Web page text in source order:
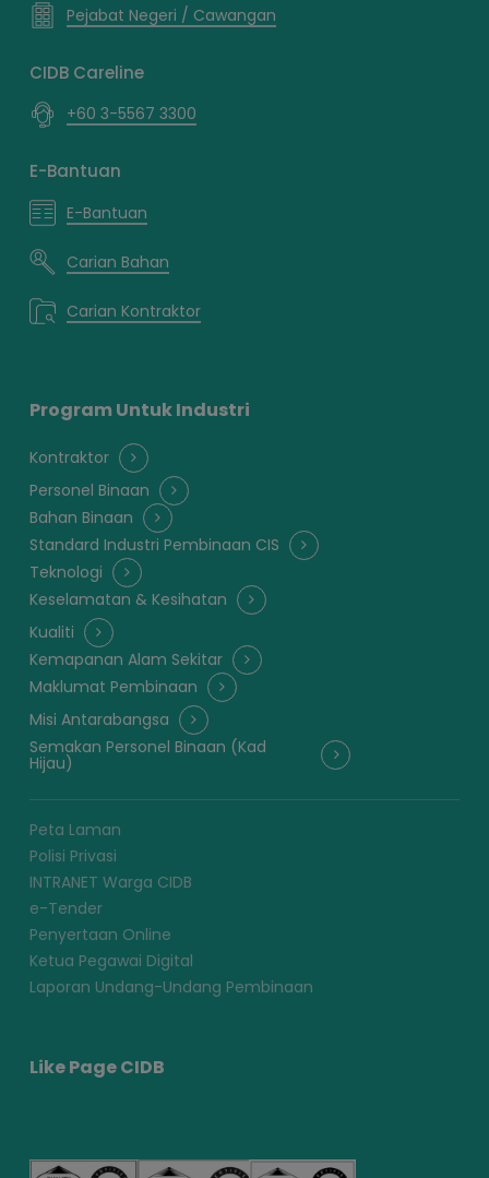
Pejabat Negeri / Cawangan
CIDB Careline
+60 3-5567 3300
E-Bantuan
E-Bantuan
Carian Bahan
Carian Kontraktor
Program Untuk Industri
Kontraktor
Personel Binaan
Bahan Binaan
Standard Industri Pembinaan CIS
Teknologi
Keselamatan & Kesihatan
Kualiti
Kemapanan Alam Sekitar
Maklumat Pembinaan
Misi Antarabangsa
Semakan Personel Binaan (Kad
Hijau)
Peta Laman
Polisi Privasi
INTRANET Warga CIDB
e-Tender
Penyertaan Online
Ketua Pegawai Digital
Laporan Undang-Undang Pembinaan
Like Page CIDB